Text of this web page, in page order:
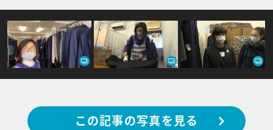
この記事の写真を見る